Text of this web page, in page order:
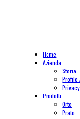
Home
Azienda
Storia
Profilo
Prodotti
Orto
Prato